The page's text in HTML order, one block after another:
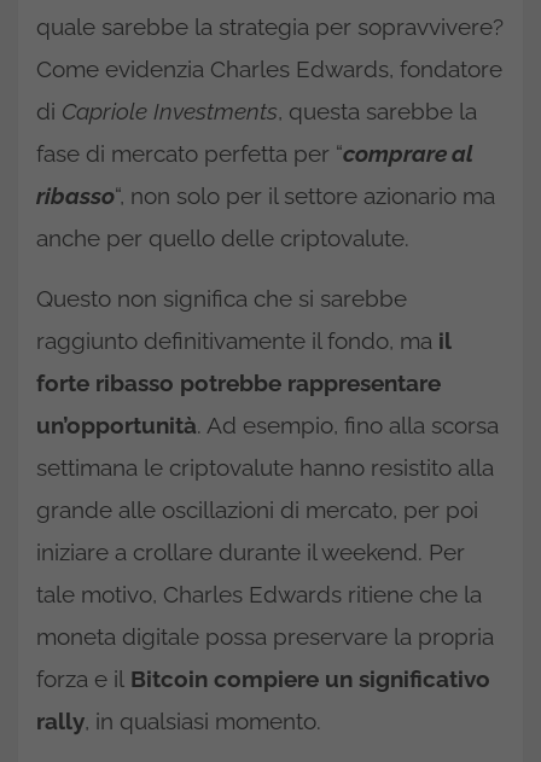
quale sarebbe la strategia per sopravvivere?
Come evidenzia Charles Edwards, fondatore
di Capriole Investments, questa sarebbe la
fase di mercato perfetta per “comprare al
ribasso“, non solo per il settore azionario ma
anche per quello delle criptovalute.
Questo non significa che si sarebbe
raggiunto definitivamente il fondo, ma il
forte ribasso potrebbe rappresentare
un’opportunità. Ad esempio, fino alla scorsa
settimana le criptovalute hanno resistito alla
grande alle oscillazioni di mercato, per poi
iniziare a crollare durante il weekend. Per
tale motivo, Charles Edwards ritiene che la
moneta digitale possa preservare la propria
forza e il Bitcoin compiere un significativo
rally, in qualsiasi momento.